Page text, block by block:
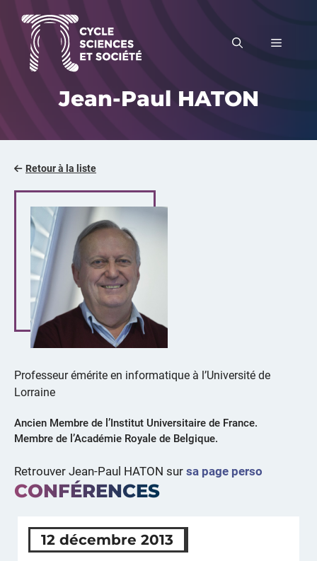
contenu
MENU
Jean-Paul HATON
Retour à la liste
Professeur émérite en informatique à l’Université de
Lorraine
Ancien Membre de l’Institut Universitaire de France.
Membre de l’Académie Royale de Belgique.
Retrouver Jean-Paul HATON sur sa page perso
CONFÉRENCES
12 décembre 2013